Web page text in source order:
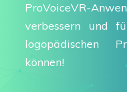
ProVoiceVR-
verbessern und
logopädischen
können!